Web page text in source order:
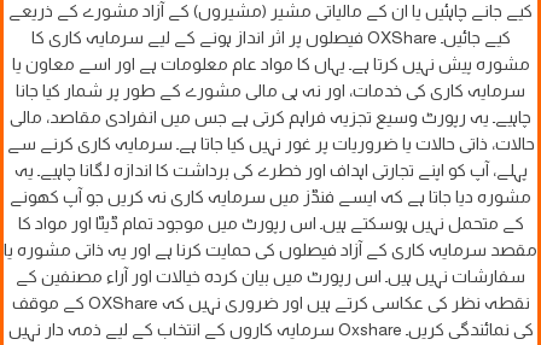
کیے جانے چاہئیں یا ان کے مالیاتی مشیر (مشیروں) کے آزاد مشورے کے ذریعے
کیے جائیں۔ OXShare فیصلوں پر اثر انداز ہونے کے لیے سرمایہ کاری کا
مشورہ پیش نہیں کرتا ہے۔ یہاں کا مواد عام معلومات ہے اور اسے معاون یا
سرمایہ کاری کی خدمات، اور نہ ہی مالی مشورے کے طور پر شمار کیا جانا
چاہیے۔ یہ رپورٹ وسیع تجزیہ فراہم کرتی ہے جس میں انفرادی مقاصد، مالی
حالات، ذاتی حالات یا ضروریات پر غور نہیں کیا جاتا ہے۔ سرمایہ کاری کرنے سے
پہلے، آپ کو اپنے تجارتی اہداف اور خطرے کی برداشت کا اندازہ لگانا چاہیے۔ یہ
مشورہ دیا جاتا ہے کہ ایسے فنڈز میں سرمایہ کاری نہ کریں جو آپ کھونے
کے متحمل نہیں ہوسکتے ہیں۔ اس رپورٹ میں موجود تمام ڈیٹا اور مواد کا
مقصد سرمایہ کاری کے آزاد فیصلوں کی حمایت کرنا ہے اور یہ ذاتی مشورہ یا
سفارشات نہیں ہیں۔ اس رپورٹ میں بیان کردہ خیالات اور آراء مصنفین کے
نقطہ نظر کی عکاسی کرتے ہیں اور ضروری نہیں کہ OXShare کے موقف
کی نمائندگی کریں۔ Oxshare سرمایہ کاروں کے انتخاب کے لیے ذمہ دار نہیں